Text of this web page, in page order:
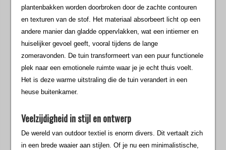
plantenbakken worden doorbroken door de zachte contouren
en texturen van de stof. Het materiaal absorbeert licht op een
andere manier dan gladde oppervlakken, wat een intiemer en
huiselijker gevoel geeft, vooral tijdens de lange
zomeravonden. De tuin transformeert van een puur functionele
plek naar een emotionele ruimte waar je je echt thuis voelt.
Het is deze warme uitstraling die de tuin verandert in een
heuse buitenkamer.
Veelzijdigheid in stijl en ontwerp
De wereld van outdoor textiel is enorm divers. Dit vertaalt zich
in een brede waaier aan stijlen. Of je nu een minimalistische,